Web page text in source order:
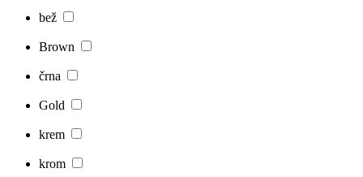
bež
Brown
črna
Gold
krem
krom